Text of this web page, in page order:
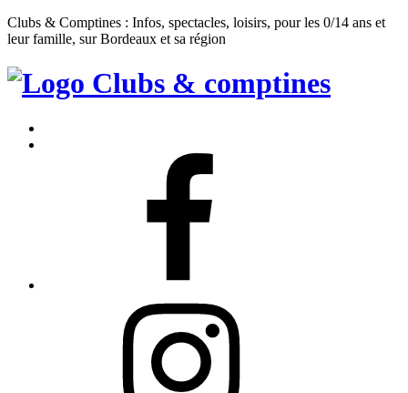
Clubs & Comptines : Infos, spectacles, loisirs, pour les 0/14 ans et
leur famille, sur Bordeaux et sa région
Clubs
Comptines